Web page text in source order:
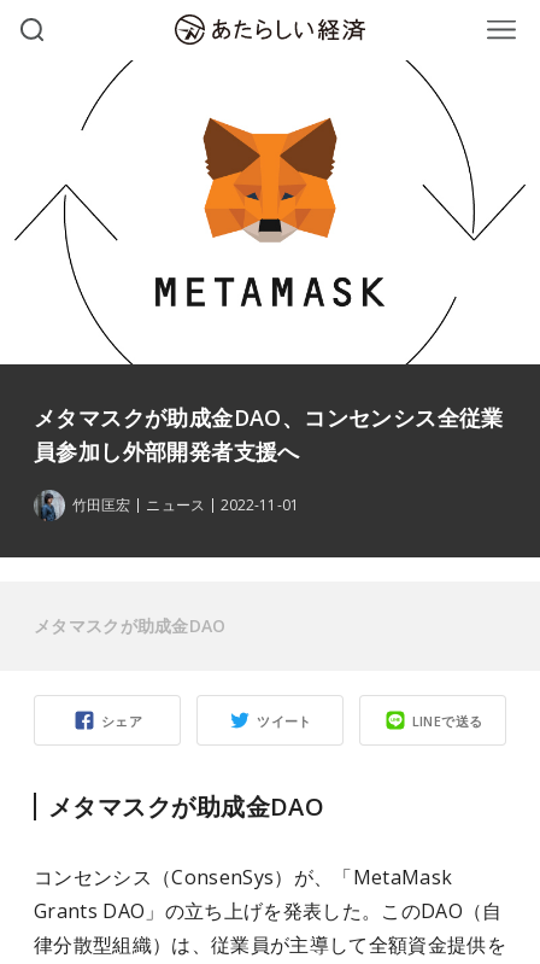
メタマスクが助成金DAO、コンセンシス全従業
員参加し外部開発者支援へ
竹田匡宏 ニュース 2022-11-01
シェア ツイート LINEで送る
メタマスクが助成金DAO
コンセンシス（ConsenSys）が、「MetaMask
Grants DAO」の立ち上げを発表した。このDAO （自
律分散型組織） は、従業員が主導して全額資金提供を
メタマスクが助成金DAO